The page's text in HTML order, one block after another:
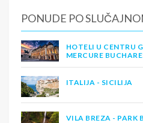
PONUDE PO
HOTELI U CENTRU
MERCURE
ITALIJA - SICILIJA
VILA BREZA - PARK